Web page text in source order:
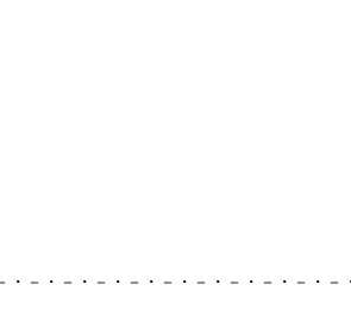
－・－・－・－・－・－・－・－・－・－